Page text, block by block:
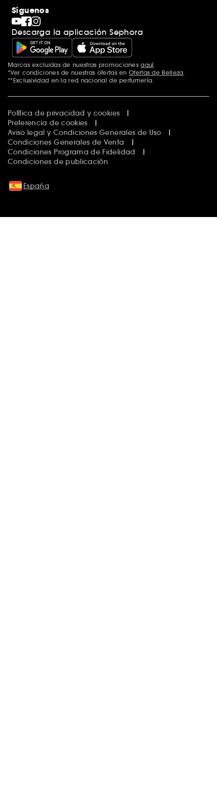
Síguenos
Descarga la aplicación Sephora
Marcas excluidas de nuestras promocionesaquí.
*Ver condiciones de nuestras ofertas en Ofertas de Belleza.
**Exclusividad en la red nacional de perfumería.
Política de privacidad y cookies
Preferencia de cookies
Aviso legal y Condiciones Generales de Uso
Condiciones Generales de Venta
Condiciones Programa de Fidelidad
Condiciones de publicación
España